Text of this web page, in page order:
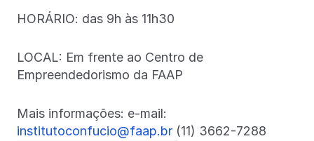
HORÁRIO: das 9h às 11h30
LOCAL: Em frente ao Centro de
Empreendedorismo da FAAP
Mais informações: e-mail:
institutoconfucio@faap.br (11) 3662-7288